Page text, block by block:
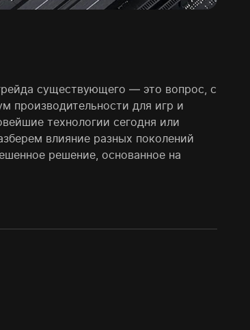
существующего — это вопрос, с
производительности для игр и
технологии сегодня или
влияние разных поколений
решение, основанное на